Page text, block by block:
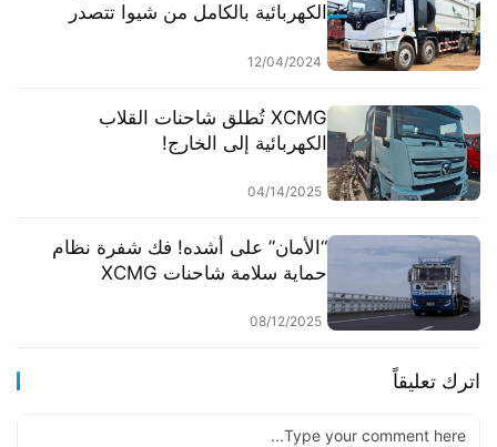
الكهربائية بالكامل من شيوا تتصدر
ريادة التحول الأخضر نحو الأسواق
العالمية.
12/04/2024
XCMG تُطلق شاحنات القلاب
الكهربائية إلى الخارج!
04/14/2025
“الأمان” على أشده! فك شفرة نظام
حماية سلامة شاحنات XCMG
الكهربائية
08/12/2025
اترك تعليقاً